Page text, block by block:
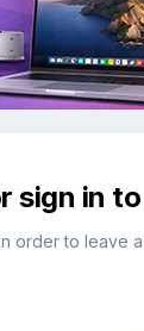
sign in
order to leave